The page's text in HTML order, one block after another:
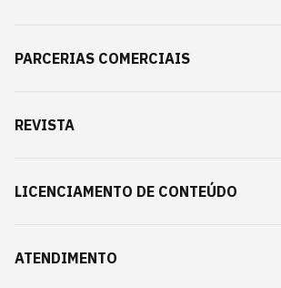
PARCERIAS COMERCIAIS
REVISTA
LICENCIAMENTO DE CONTEÚDO
ATENDIMENTO